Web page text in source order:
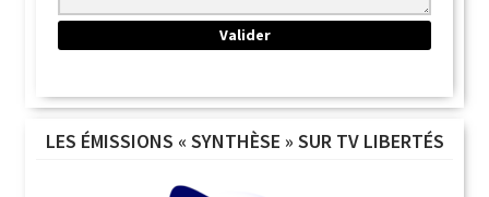
LES ÉMISSIONS « SYNTHÈSE » SUR TV LIBERTÉS